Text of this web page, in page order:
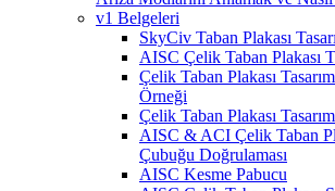
v1 Belgeleri
SkyCiv Taban Plakası
AISC Çelik Taban Plakası
Çelik Taban Plakası
Örneği
Çelik Taban Plakası
AISC & ACI Çelik Taban
Çubuğu Doğrulaması
AISC Kesme Pabucu